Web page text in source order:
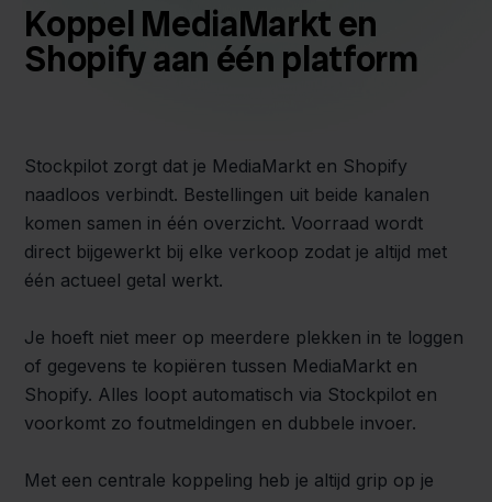
Koppel MediaMarkt en
Shopify aan één platform
Stockpilot zorgt dat je MediaMarkt en Shopify
naadloos verbindt. Bestellingen uit beide kanalen
komen samen in één overzicht. Voorraad wordt
direct bijgewerkt bij elke verkoop zodat je altijd met
één actueel getal werkt.
Je hoeft niet meer op meerdere plekken in te loggen
of gegevens te kopiëren tussen MediaMarkt en
Shopify. Alles loopt automatisch via Stockpilot en
voorkomt zo foutmeldingen en dubbele invoer.
Met een centrale koppeling heb je altijd grip op je